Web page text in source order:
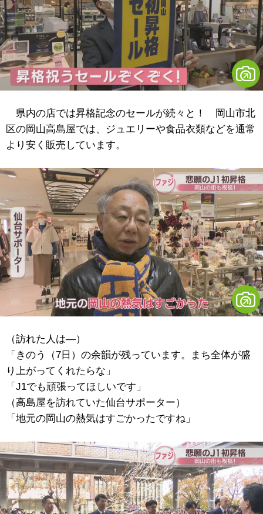
県内の店では昇格記念のセールが続々と！ 岡山市北
区の岡山高島屋では、ジュエリーや食品衣類などを通常
より安く販売しています。
（訪れた人は―）
「きのう（7日）の余韻が残っています。まち全体が盛
り上がってくれたらな」
「J1でも頑張ってほしいです」
（高島屋を訪れていた仙台サポーター）
「地元の岡山の熱気はすごかったですね」